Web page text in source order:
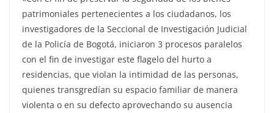
patrimoniales pertenecientes a los ciudadanos, los
investigadores de la Seccional de Investigación Judicial
de la Policía de Bogotá, iniciaron 3 procesos paralelos
con el fin de investigar este flagelo del hurto a
residencias, que violan la intimidad de las personas,
quienes transgredían su espacio familiar de manera
violenta o en su defecto aprovechando su ausencia